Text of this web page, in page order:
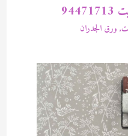
, ورق الجدران